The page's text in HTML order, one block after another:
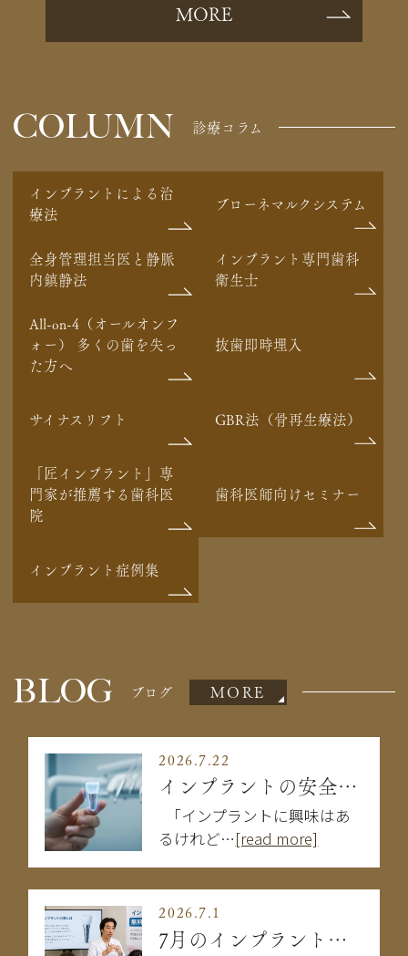
MORE
COLUMN 診療コラム
インプラントによる治
療法
ブローネマルクシステム
全身管理担当医と静脈
内鎮静法
インプラント専門歯科
衛生士
All-on-4（オールオンフ
ォー） 多くの歯を失っ
た方へ
抜歯即時埋入
サイナスリフト GBR法（骨再生療法）
「匠インプラント」専
門家が推薦する歯科医
院
歯科医師向けセミナー
インプラント症例集
BLOG ブログ MORE
2026.7.22
インプラントの安全性は大丈夫？失敗を防ぐために知るべきこと
「インプラントに興味はあ
るけれど…[read more]
2026.7.1
7月のインプラント説明会